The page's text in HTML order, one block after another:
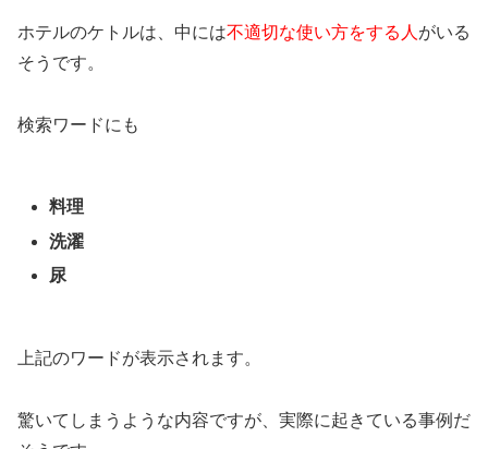
ホテルのケトルは、中には不適切な使い方をする人 がいる
そうです。
検索ワードにも
料理
洗濯
尿
上記のワードが表示されます。
驚いてしまうような内容ですが、実際に起きている事例だ